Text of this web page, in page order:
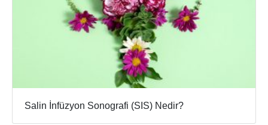
Salin İnfüzyon Sonografi (SIS) Nedir?